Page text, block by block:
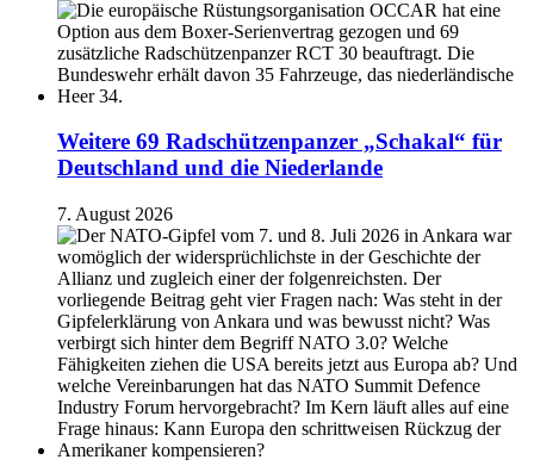
Weitere 69 Radschützenpanzer „Schakal“ für
Deutschland und die Niederlande
7. August 2026